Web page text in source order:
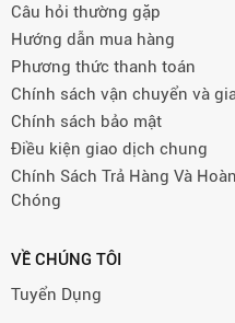
Câu hỏi thường gặp
Hướng dẫn mua hàng
Phương thức thanh toán
Chính sách vận chuyển và
Chính sách bảo mật
Điều kiện giao dịch chung
Chính Sách Trả Hàng Và
Chóng
VỀ CHÚNG TÔI
Tuyển Dụng